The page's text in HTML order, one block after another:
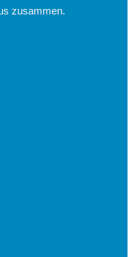
zusammen.